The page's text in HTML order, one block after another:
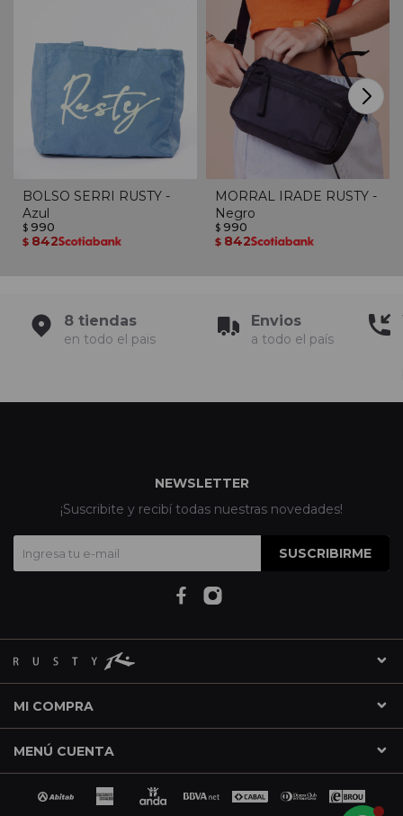
BOLSO SERRI RUSTY -
Azul
$ 990
$ 842
MORRAL IRADE RUSTY -
Negro
$ 990
$ 842
8 tiendas
en todo el pais
Envios
a todo el país
MI COMPRA
MENÚ CUENTA
NEWSLETTER
¡Suscribite y recibí todas nuestras novedades!
SUSCRIBIRME